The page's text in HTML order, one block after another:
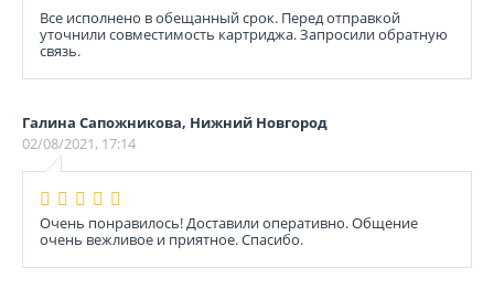
Все исполнено в обещанный срок. Перед отправкой
уточнили совместимость картриджа. Запросили обратную
связь.
Галина Сапожникова, Нижний Новгород
02/08/2021, 17:14
Очень понравилось! Доставили оперативно. Общение
очень вежливое и приятное. Спасибо.